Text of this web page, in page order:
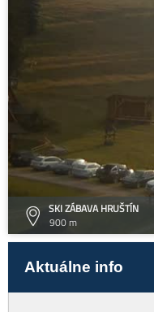
SKI ZÁBAVA HRUŠTÍN
900 m
Aktuálne info